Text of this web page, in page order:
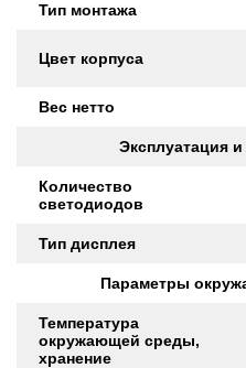
Тип монтажа
Цвет корпуса
Вес нетто
Эксплуатация
Количество
светодиодов
Тип дисплея
Параметры
Температура
окружающей среды,
хранение